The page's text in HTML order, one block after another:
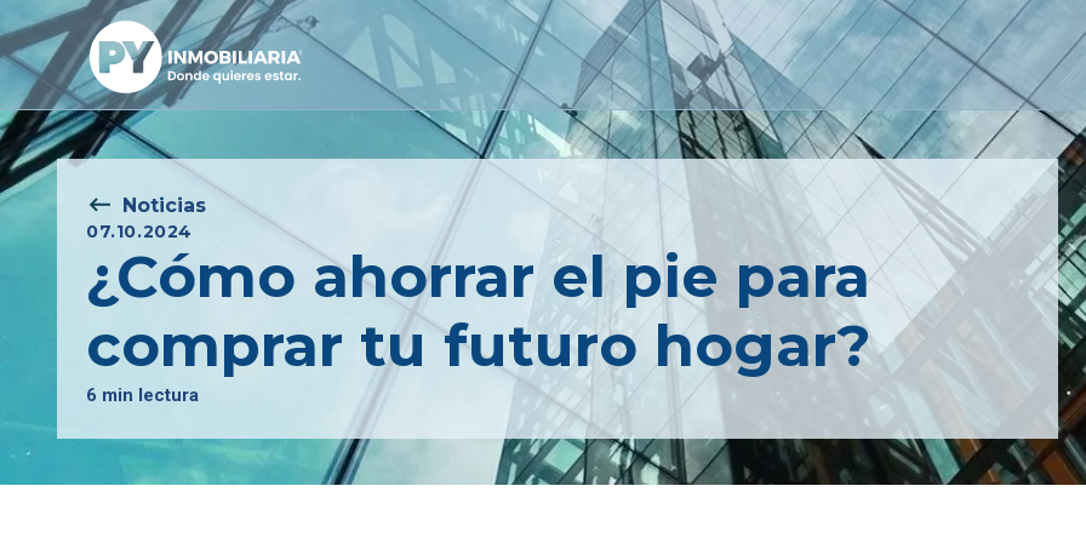
Noticias
07.10.2024
¿Cómo ahorrar el pie para
comprar tu futuro hogar?
6 min lectura